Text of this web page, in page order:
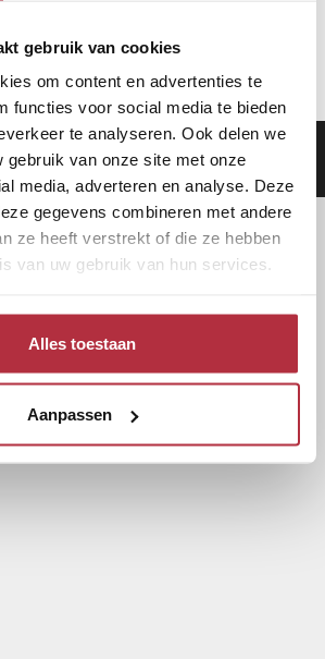
gebruik van cookies
om content en advertenties te
functies voor social media te bieden
te analyseren. Ook delen we
gebruik van onze site met onze
media, adverteren en analyse. Deze
gegevens combineren met andere
ze heeft verstrekt of die ze hebben
van uw gebruik van hun services.
Alles toestaan
Aanpassen
|Levering|Garantie|Privacy Beleid